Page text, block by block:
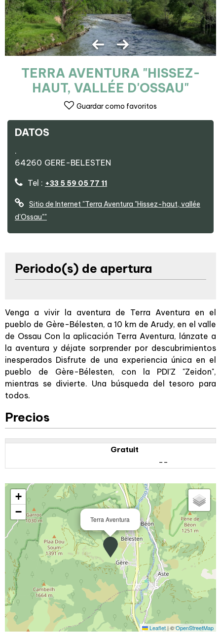
TERRA AVENTURA "HISSEZ-
HAUT, VALLÉE D'OSSAU"
Guardar como favoritos
DATOS
.
64260 GERE-BELESTEN
Tel : +33 5 59 05 77 11
Sitio de Internet "Terra Aventura "Hissez-haut, vallée
d'Ossau""
Periodo(s) de apertura
Venga a vivir la aventura de Terra Aventura en el
pueblo de Gère-Bélesten, a 10 km de Arudy, en el valle
de Ossau Con la aplicación Terra Aventura, lánzate a
la aventura y déjate sorprender por descubrimientos
inesperados Disfrute de una experiencia única en el
pueblo de Gère-Bélesten, con la PDI'Z "Zeidon",
mientras se divierte. Una búsqueda del tesoro para
todos.
Precios
Gratuit
--
Terra Aventura
+
−
Leaflet |©OpenStreetMap